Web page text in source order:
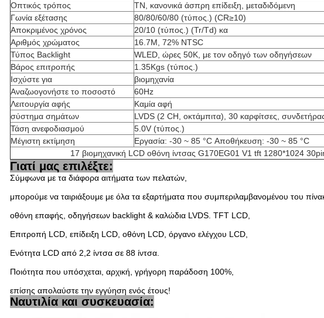
Οπτικός τρόπος
TN, κανονικά άσπρη επίδειξη, μεταδιδόμενη
Γωνία εξέτασης
80/80/60/80 (τύπος.) (CR≥10)
Αποκριμένος χρόνος
20/10 (τύπος.) (Tr/Td) κα
Αριθμός χρώματος
16.7M, 72% NTSC
Τύπος Backlight
WLED, ώρες 50K, με τον οδηγό των οδηγήσεων
Βάρος επιτροπής
1.35Kgs (τύπος.)
Ισχύστε για
βιομηχανία
Αναζωογονήστε το ποσοστό
60Hz
Λειτουργία αφής
Καμία αφή
σύστημα σημάτων
LVDS (2 CH, οκτάμπιτα), 30 καρφίτσες,
Τάση ανεφοδιασμού
5.0V (τύπος.)
Μέγιστη εκτίμηση
Εργασία: -30 ~ 85 °C Αποθήκευση: -30 ~ 85 °C
17 βιομηχανική LCD οθόνη ίντσας G170EG01 V1 tft 1280*1024
Γιατί μας επιλέξτε:
Σύμφωνα με τα διάφορα αιτήματα των πελατών,
μπορούμε να ταιριάξουμε με όλα τα εξαρτήματα που συμπεριλαμβανομένου του
οθόνη επαφής, οδηγήσεων backlight & καλώδια LVDS. TFT LCD,
Επιτροπή LCD, επίδειξη LCD, οθόνη LCD, όργανο ελέγχου LCD,
Ενότητα LCD από 2,2 ίντσα σε 88 ίντσα.
Ποιότητα που υπόσχεται, αρχική, γρήγορη παράδοση 100%,
επίσης απολαύστε την εγγύηση ενός έτους!
Ναυτιλία και συσκευασία: